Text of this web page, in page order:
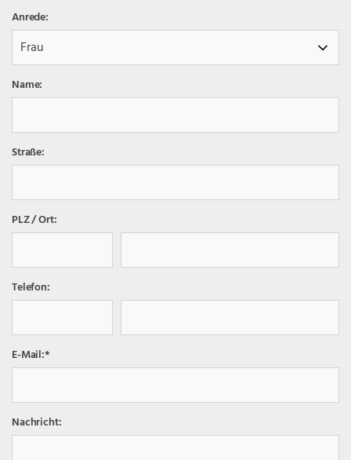
Anrede:
Name:
Straße:
PLZ / Ort:
Telefon:
E-Mail:*
Nachricht: